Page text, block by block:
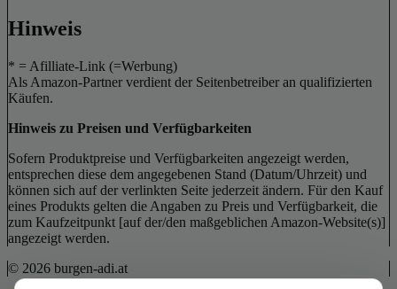
Hinweis
* = Afilliate-Link (=Werbung)
Als Amazon-Partner verdient der Seitenbetreiber an qualifizierten
Käufen.
Hinweis zu Preisen und Verfügbarkeiten
Sofern Produktpreise und Verfügbarkeiten angezeigt werden,
entsprechen diese dem angegebenen Stand (Datum/Uhrzeit) und
können sich auf der verlinkten Seite jederzeit ändern. Für den Kauf
eines Produkts gelten die Angaben zu Preis und Verfügbarkeit, die
zum Kaufzeitpunkt [auf der/den maßgeblichen Amazon-Website(s)]
angezeigt werden.
© 2026 burgen-adi.at